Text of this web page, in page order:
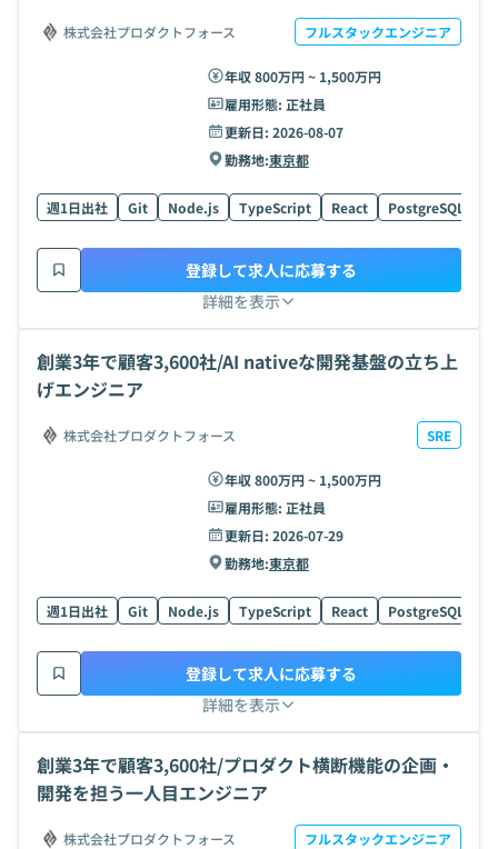
株式会社プロダクトフォース フルスタックエンジニア
年収 800万円 ~ 1,500万円
雇用形態: 正社員
更新日: 2026-08-07
勤務地:東京都
週1日出社 Git Node.js TypeScript React PostgreSQL
詳細を表示
登録して求人に応募する
創業3年で顧客3,600社/AI nativeな開発基盤の立ち上
げエンジニア
株式会社プロダクトフォース SRE
年収 800万円 ~ 1,500万円
雇用形態: 正社員
更新日: 2026-07-29
勤務地:東京都
週1日出社 Git Node.js TypeScript React PostgreSQL
詳細を表示
登録して求人に応募する
創業3年で顧客3,600社/プロダクト横断機能の企画・
開発を担う一人目エンジニア
株式会社プロダクトフォース フルスタックエンジニア